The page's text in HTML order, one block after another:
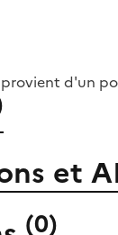
d'un
et
(0)